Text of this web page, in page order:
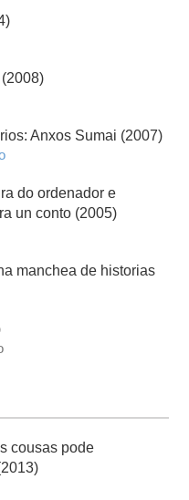
Anxos Sumai (2007)
do ordenador e
un conto (2005)
manchea de historias
cousas pode